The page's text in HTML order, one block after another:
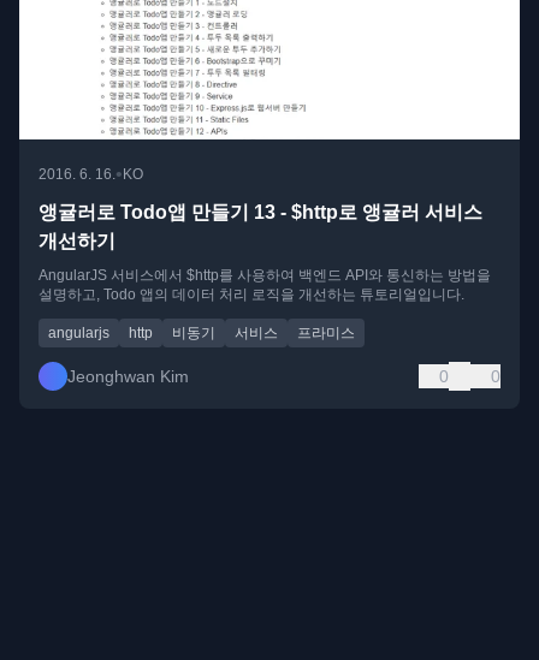
2016. 6. 16. •KO
앵귤러로 Todo앱 만들기 13 - $http로 앵귤러 서비스
개선하기
AngularJS 서비스에서 $http를 사용하여 백엔드 API와 통신하는 방법을
설명하고, Todo 앱의 데이터 처리 로직을 개선하는 튜토리얼입니다.
angularjs http 비동기 서비스 프라미스
Jeonghwan Kim 0 0